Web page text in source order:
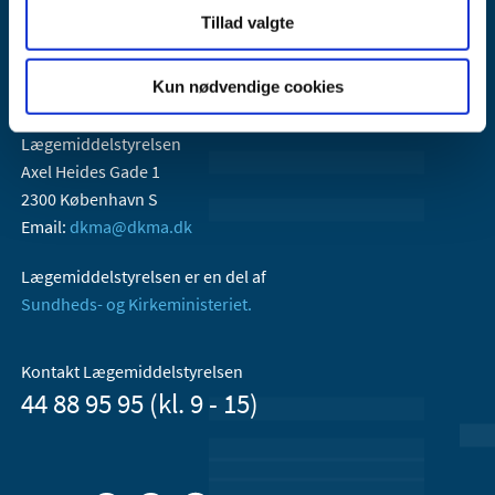
Tillad valgte
Kun nødvendige cookies
Lægemiddelstyrelsen
Axel Heides Gade 1
2300 København S
Email: dkma@dkma.dk
Lægemiddelstyrelsen er en del af
Sundheds- og Kirkeministeriet.
Kontakt Lægemiddelstyrelsen
44 88 95 95 (kl. 9 - 15)